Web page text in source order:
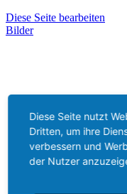
Diese Seite bearbeiten
Bilder
Diese Seite nutzt
Dritten, um ihre
verbessern und
der Nutzer